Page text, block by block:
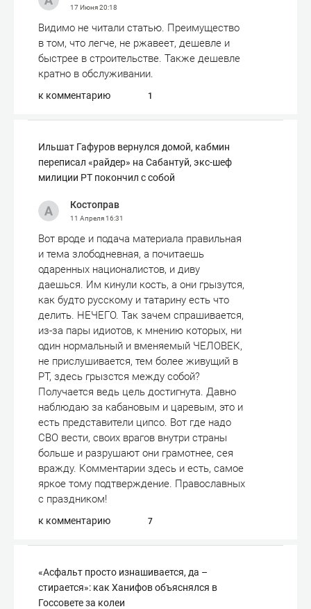
17 Июня20:18
Видимо не читали статью. Преимущество
в том, что легче, не ржавеет, дешевле и
быстрее в строительстве. Также дешевле
кратно в обслуживании.
к комментарию 1
Ильшат Гафуров вернулся домой, кабмин
переписал «райдер» на Сабантуй, экс-шеф
милиции РТ покончил с собой
Костоправ
11 Апреля16:31
Вот вроде и подача материала правильная
и тема злободневная, а почитаешь
одаренных националистов, и диву
даешься. Им кинули кость, а они грызутся,
как будто русскому и татарину есть что
делить. НЕЧЕГО. Так зачем спрашивается,
из-за пары идиотов, к мнению которых, ни
один нормальный и вменяемый ЧЕЛОВЕК,
не прислушивается, тем более живущий в
РТ, здесь грызстся между собой?
Получается ведь цель достигнута. Давно
наблюдаю за кабановым и царевым, это и
есть представители ципсо. Вот где надо
СВО вести, своих врагов внутри страны
больше и разрушают они грамотнее, сея
вражду. Комментарии здесь и есть, самое
яркое тому подтверждение. Православных
с праздником!
к комментарию 7
«Асфальт просто изнашивается, да –
стирается»: как Ханифов объяснялся в
Госсовете за колеи